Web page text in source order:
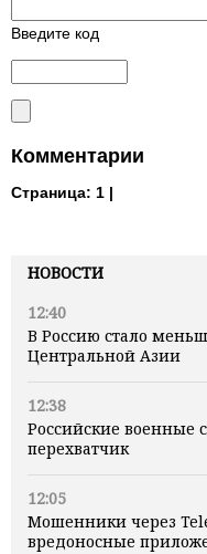
НОВОСТИ
12:40
В Россию стало
Центральной Азии
12:38
Российские военные
перехватчик
12:05
Мошенники через
вредоносные
Введите код
Комментарии
Страница: 1 |